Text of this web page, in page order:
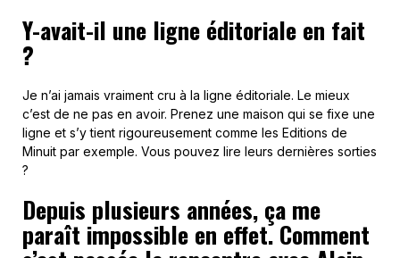
Y-avait-il une ligne éditoriale en fait
?
Je n’ai jamais vraiment cru à la ligne éditoriale. Le mieux
c’est de ne pas en avoir. Prenez une maison qui se fixe une
ligne et s’y tient rigoureusement comme les Editions de
Minuit par exemple. Vous pouvez lire leurs dernières sorties
?
Depuis plusieurs années, ça me
paraît impossible en effet. Comment